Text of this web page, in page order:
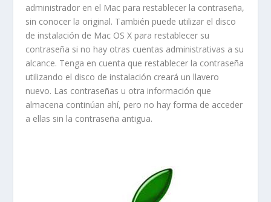
administrador en el Mac para restablecer la contraseña,
sin conocer la original. También puede utilizar el disco
de instalación de Mac OS X para restablecer su
contraseña si no hay otras cuentas administrativas a su
alcance. Tenga en cuenta que restablecer la contraseña
utilizando el disco de instalación creará un llavero
nuevo. Las contraseñas u otra información que
almacena continúan ahí, pero no hay forma de acceder
a ellas sin la contraseña antigua.